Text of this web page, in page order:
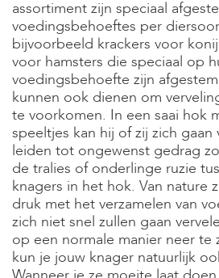
assortiment zijn speciaal
voedingsbehoeftes per
bijvoorbeeld krackers voor
voor hamsters die speciaal op
voedingsbehoefte zijn
kunnen ook dienen om
te voorkomen. In een saai hok
speeltjes kan hij of zij zich gaan
leiden tot ongewenst gedrag
de tralies of onderlinge ruzie
knagers in het hok. Van nature
druk met het verzamelen van
zich niet snel zullen gaan
op een normale manier neer te
kun je jouw knager natuurlijk